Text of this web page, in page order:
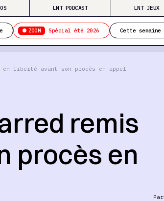
LNT PODCAST LNT JEUX
ZOOM Spécial été 2026 Cette semaine
en liberté avant son procès en appel
remis
procès en
Par